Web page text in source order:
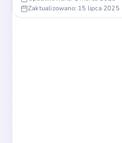
Zaktualizowano: 15 lipca 2025